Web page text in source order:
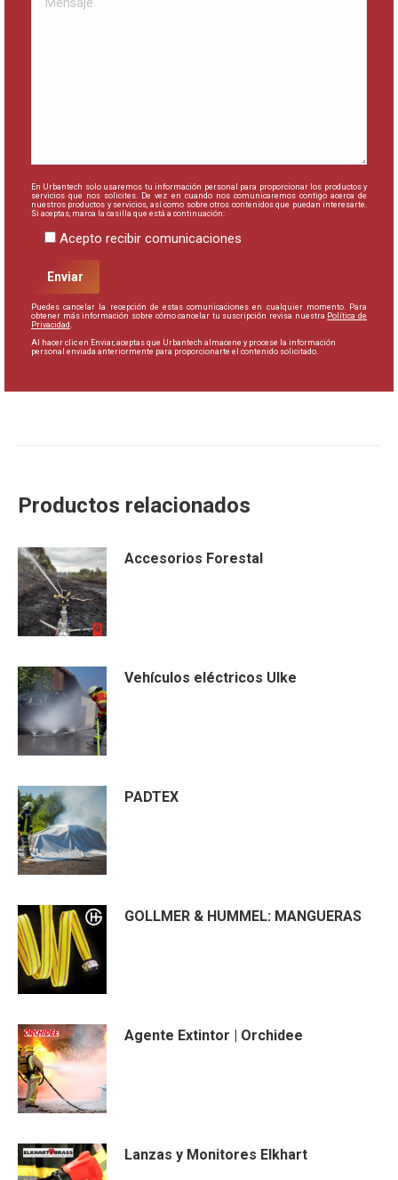
En Urbantech solo usaremos tu información personal para proporcionar los productos y
servicios que nos solicites. De vez en cuando nos comunicaremos contigo acerca de
nuestros productos y servicios, así como sobre otros contenidos que puedan interesarte.
Si aceptas, marca la casilla que está a continuación:
Acepto recibir comunicaciones
Puedes cancelar la recepción de estas comunicaciones en cualquier momento. Para
obtener más información sobre cómo cancelar tu suscripción revisa nuestra Política de
Privacidad.
Al hacer clic en Enviar, aceptas que Urbantech almacene y procese la información
personal enviada anteriormente para proporcionarte el contenido solicitado.
Productos relacionados
Accesorios Forestal
Vehículos eléctricos Ulke
PADTEX
GOLLMER & HUMMEL: MANGUERAS
Agente Extintor | Orchidee
Lanzas y Monitores Elkhart